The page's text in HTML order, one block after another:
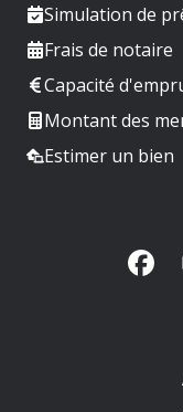
Simulation de
Frais de notaire
Capacité
Montant des
Estimer un bien